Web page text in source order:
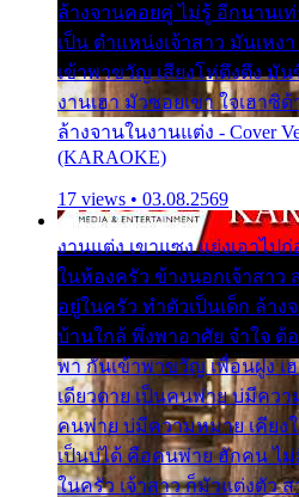
ล้างจานคอยคู่ ไม่รู้ อีกนานเ
เป็น ตำแหน่งเจ้าสาว มันเห
เข้าพาขวัญ เสียงโห่ตึงตึง มั
งานเฮา มัวซอยเขา ใจเฮา
ล้างจานในงานแต่ง - Cover
(KARAOKE)
17 views • 03.08.2569
งานแต่ง เขาแซง แย่งเอาไ
ในห้องครัว ข้างนอกเจ้าสาว
อยู่ในครัว ทำตัวเป็นเด็ก ล้าง
บ้านใกล้ พึ่งพาอาศัย จำใจ ต้
พา กันเข้าพาขวัญ เพื่อนฝูง เ
เดียวดาย เป็นคนพ่าย บ่มีควา
คนพ่าย บ่มีความหมาย เคียงใ
เป็นบ่ได้ คือคนพ่าย ฮักคน ไ
ในครัว เจ้าสาว ก็มัวแต่งตัว ส